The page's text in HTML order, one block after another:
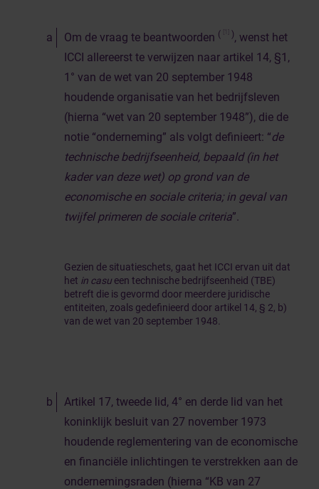
Om de vraag te beantwoorden ( ), wenst het
ICCI allereerst te verwijzen naar artikel 14, §1,
1° van de wet van 20 september 1948
houdende organisatie van het bedrijfsleven
(hierna “wet van 20 september 1948”), die de
notie “onderneming” als volgt definieert: “de
technische bedrijfseenheid, bepaald (in het
kader van deze wet) op grond van de
economische en sociale criteria; in geval van
twijfel primeren de sociale criteria”.
Gezien de situatieschets, gaat het ICCI ervan uit dat
het in casu een technische bedrijfseenheid (TBE)
betreft die is gevormd door meerdere juridische
entiteiten, zoals gedefinieerd door artikel 14, § 2, b)
van de wet van 20 september 1948.
Artikel 17, tweede lid, 4° en derde lid van het
koninklijk besluit van 27 november 1973
houdende reglementering van de economische
en financiële inlichtingen te verstrekken aan de
ondernemingsraden (hierna “KB van 27